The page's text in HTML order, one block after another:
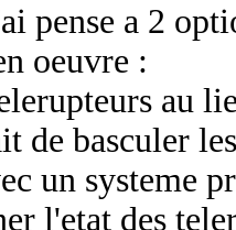
pense a 2
oeuvre :
au
de basculer
un systeme
l'etat des